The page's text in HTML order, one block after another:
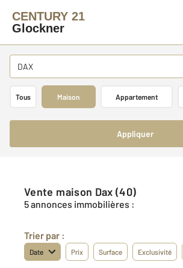
CENTURY 21
Glockner
DAX
Tous Maison Appartement
Appliquer
Vente maison Dax (40)
5 annonces immobilières :
Trier par :
Date Prix Surface Exclusivité